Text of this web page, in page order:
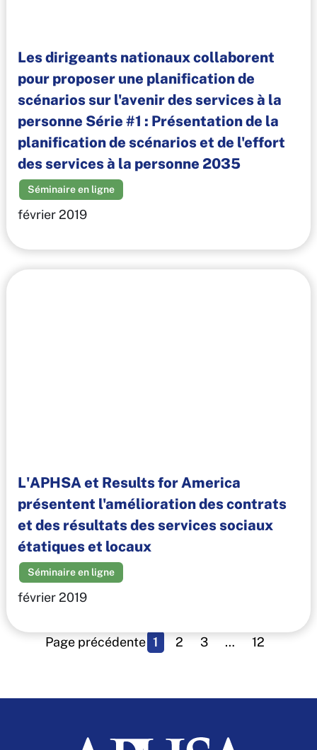
Les dirigeants nationaux collaborent
pour proposer une planification de
scénarios sur l'avenir des services à la
personne Série #1 : Présentation de la
planification de scénarios et de l'effort
des services à la personne 2035
Séminaire en ligne
février 2019
L'APHSA et Results for America
présentent l'amélioration des contrats
et des résultats des services sociaux
étatiques et locaux
Séminaire en ligne
février 2019
Page précédente 1 2 3 … 12